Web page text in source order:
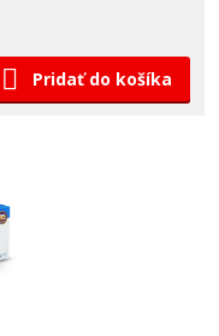
Pridať do košíka